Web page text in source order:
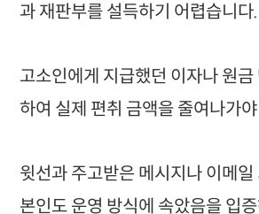
과 재판부를 설득하기 어렵습니다.
고소인에게 지급했던 이자나 원금
하여 실제 편취 금액을 줄여나가
윗선과 주고받은 메시지나 이메일
본인도 운영 방식에 속았음을 입